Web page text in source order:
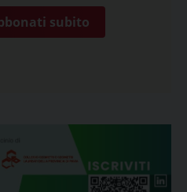
subito